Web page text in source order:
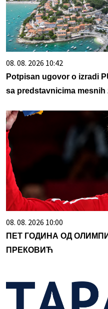
08. 08. 2026 10:42
Potpisan ugovor o izradi
sa predstavnicima mesnih
08. 08. 2026 10:00
ПЕТ ГОДИНА ОД
ПРЕКОВИЋ